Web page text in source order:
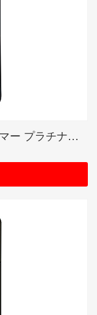
ARMOR PLATINUM PLATE / アーマー プラチナプレート